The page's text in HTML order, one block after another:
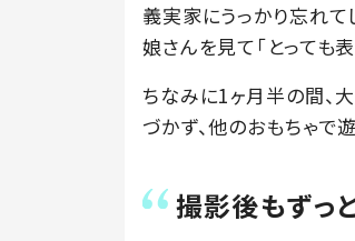
義実家にうっかり忘れて
娘さんを見て「とっても
ちなみに1ヶ月半の間、
づかず、他のおもちゃで
撮影後もずっ